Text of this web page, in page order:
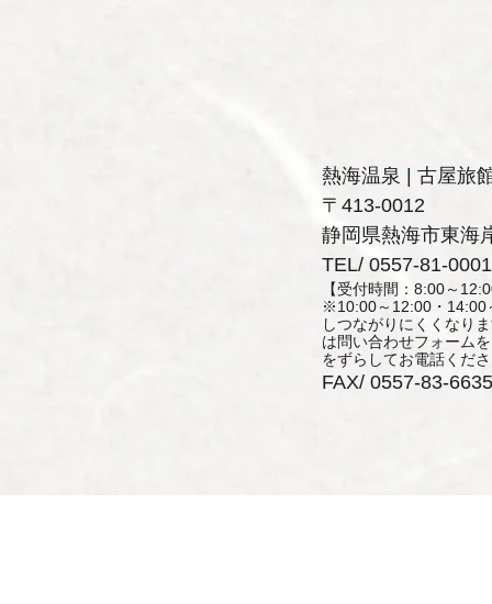
熱海温泉 | 古屋旅
〒413-0012
静岡県熱海市東海
TEL/ 0557-81-0001
【受付時間：8:00～
※10:00～12:00・14:00
しつながりにくくなり
は問い合わせフォーム
をずらしてお電話くだ
FAX/ 0557-83-6635